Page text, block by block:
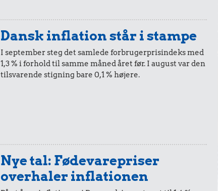
5,-
i 1958
= 84,-
i dag
i dag
Dansk inflation står i stampe
I september steg det samlede forbrugerprisindeks med
1,3 % i forhold til samme måned året før. I august var den
tilsvarende stigning bare 0,1 % højere.
Nye tal: Fødevarepriser
overhaler inflationen